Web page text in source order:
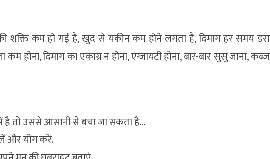
शक्ति कम हो गई है, खुद से यकीन कम होने लगता है, दिमाग हर समय डरा
होना, दिमाग का एकाग्र न होना, एंग्जायटी होना, बार-बार सुसु जाना, कब्ज
तो उससे आसानी से बचा जा सकता है…
और योग करें.